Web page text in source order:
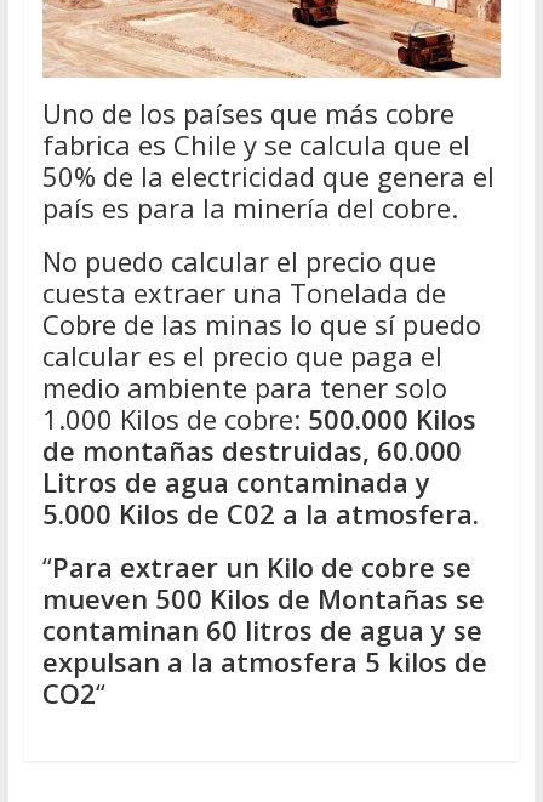
Uno de los países que más cobre
fabrica es Chile y se calcula que el
50% de la electricidad que genera el
país es para la minería del cobre.
No puedo calcular el precio que
cuesta extraer una Tonelada de
Cobre de las minas lo que sí puedo
calcular es el precio que paga el
medio ambiente para tener solo
1.000 Kilos de cobre: 500.000 Kilos
de montañas destruidas, 60.000
Litros de agua contaminada y
5.000 Kilos de C02 a la atmosfera.
“Para extraer un Kilo de cobre se
mueven 500 Kilos de Montañas se
contaminan 60 litros de agua y se
expulsan a la atmosfera 5 kilos de
CO2“